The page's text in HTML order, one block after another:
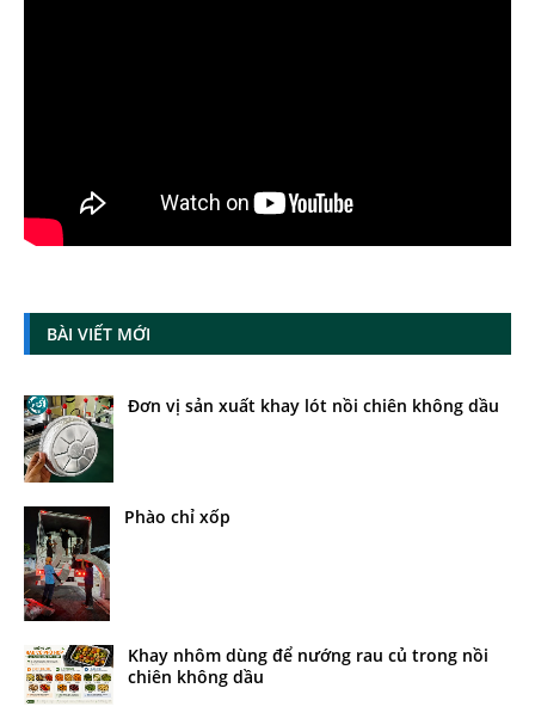
BÀI VIẾT MỚI
Đơn vị sản xuất khay lót nồi chiên không dầu
Phào chỉ xốp
Khay nhôm dùng để nướng rau củ trong nồi
chiên không dầu